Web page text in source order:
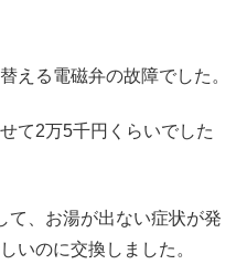
える電磁弁の故障でした。
て2万5千円くらいでした
て、お湯が出ない症状が発
いのに交換しました。